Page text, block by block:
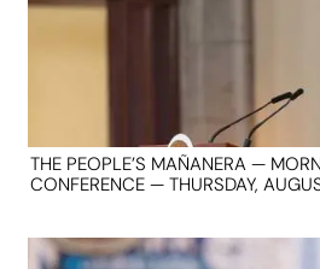
THE PEOPLE’S MAÑANERA —
CONFERENCE — THURSDAY,